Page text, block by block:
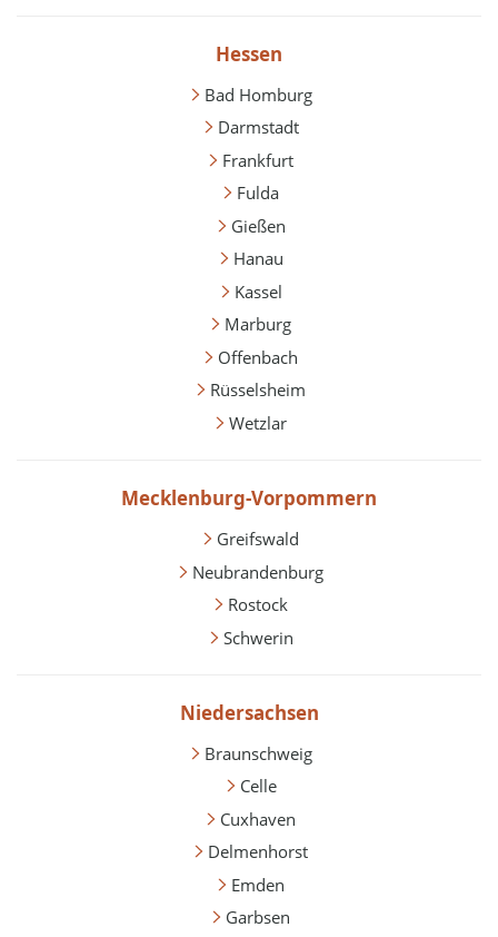
Hessen
Bad Homburg
Darmstadt
Frankfurt
Fulda
Gießen
Hanau
Kassel
Marburg
Offenbach
Rüsselsheim
Wetzlar
Mecklenburg-Vorpommern
Greifswald
Neubrandenburg
Rostock
Schwerin
Niedersachsen
Braunschweig
Celle
Cuxhaven
Delmenhorst
Emden
Garbsen